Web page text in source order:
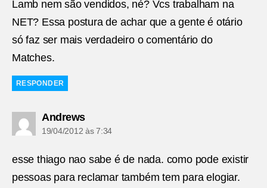
Lamb nem são vendidos, né? Vcs trabalham na
NET? Essa postura de achar que a gente é otário
só faz ser mais verdadeiro o comentário do
Matches.
RESPONDER
Andrewsdiz:
19/04/2012 às 7:34
esse thiago nao sabe é de nada. como pode existir
pessoas para reclamar também tem para elogiar.